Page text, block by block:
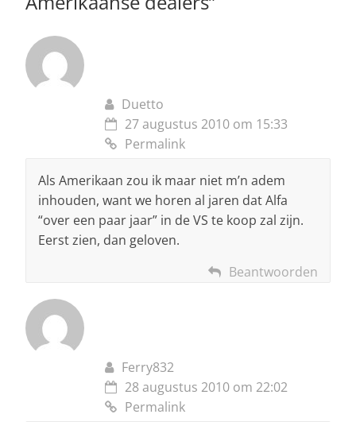
Duetto
27 augustus 2010 om 15:33
Permalink
Als Amerikaan zou ik maar niet m’n adem
inhouden, want we horen al jaren dat Alfa
“over een paar jaar” in de VS te koop zal zijn.
Eerst zien, dan geloven.
Beantwoorden
Ferry832
28 augustus 2010 om 22:02
Permalink